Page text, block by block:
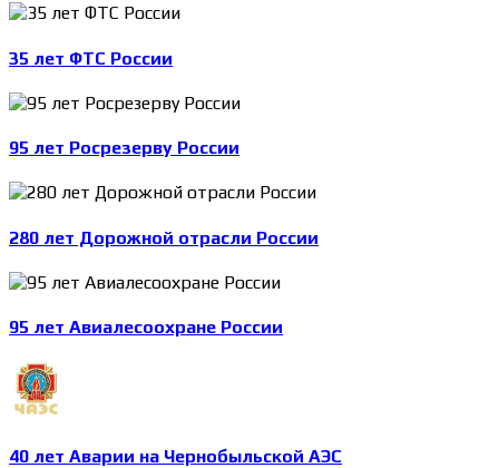
35 лет ФТС России
95 лет Росрезерву России
280 лет Дорожной отрасли России
95 лет Авиалесоохране России
40 лет Аварии на Чернобыльской АЭС